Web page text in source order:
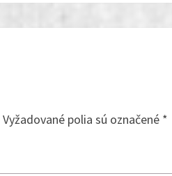
Vyžadované polia sú označené *